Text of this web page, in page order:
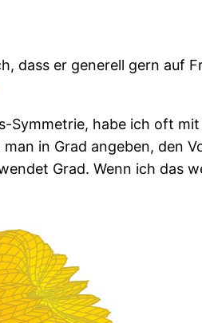
dass er generell gern auf
Symmetrie, habe ich oft
in Grad angeben, den
Grad. Wenn ich das